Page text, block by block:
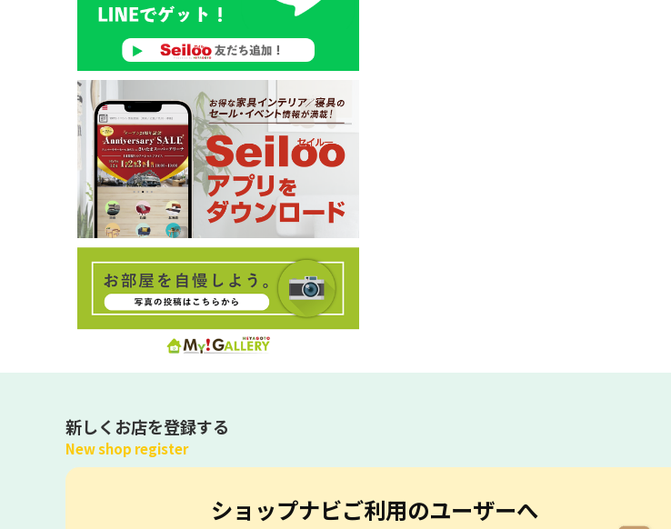
新しくお店を登録する
New shop register
ショップナビご利用のユーザーへ